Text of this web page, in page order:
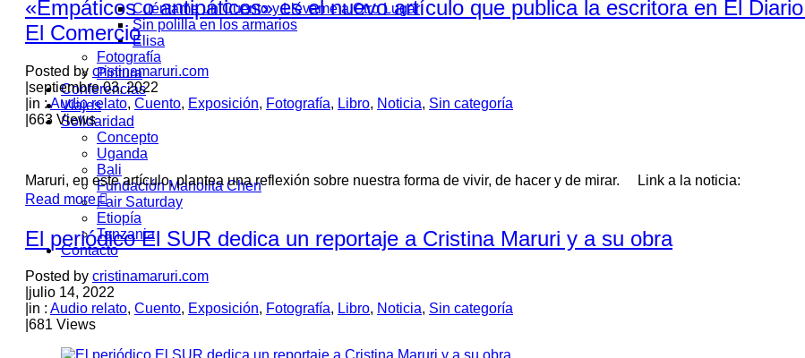
Cuéntame un Cuento y Llévame a Otro Lugar
Sin polilla en los armarios
Elisa
Fotografía
Pintura
Conferencias
Viajes
Solidaridad
Concepto
Uganda
Bali
Fundación Manolita Chen
Fair Saturday
Etiopía
Tanzania
Contacto
«Empáticos o antipáticos» es el nuevo artículo que publica la escritora en El
El Comercio
Posted by cristinamaruri.com
septiembre 03, 2022
in :Audio relato, Cuento, Exposición, Fotografía, Libro, Noticia, Sin categoría
663 Views
Maruri, en este artículo, plantea una reflexión sobre nuestra forma de vivir, de hacer y de mirar. Link a la noticia:
Read more
El periódico El SUR dedica un reportaje a Cristina Maruri y a su obra
Posted by cristinamaruri.com
julio 14, 2022
in : Audio relato, Cuento, Exposición, Fotografía, Libro, Noticia, Sin categoría
681 Views